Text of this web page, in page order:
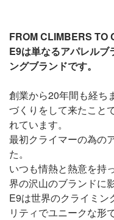
FROM CLIMBERS TO
E9は単なるアパレルブ
ングブランドです。
創業から20年間も経ち
づくりをして来たこと
れています。
最初クライマーの為の
た。
いつも情熱と熱意を持
界の沢山のブランドに
E9は世界のクライミン
リティでユニークな形